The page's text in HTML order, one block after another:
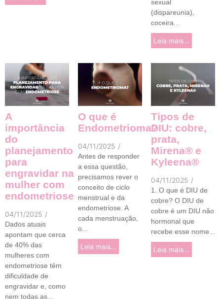
sexual
(dispareunia),
coceira...
Leia mais...
A
importância
do
planejamento
para
engravidar na
mulher com
endometriose
04/11/2025 /
Dados atuais
apontam que cerca
de 40% das
mulheres com
endometriose têm
dificuldade de
engravidar e, como
nem todas as...
O que é
Endometrioma?
04/11/2025 /
Antes de responder
a essa questão,
precisamos rever o
conceito de ciclo
menstrual e da
endometriose. A
cada menstruação,
o...
Leia mais...
Tipos de
DIU: cobre,
prata,
Mirena® e
Kyleena®
04/11/2025 /
1. O que é DIU de
cobre? O DIU de
cobre é um DIU não
hormonal que
recebe esse nome...
Leia mais...